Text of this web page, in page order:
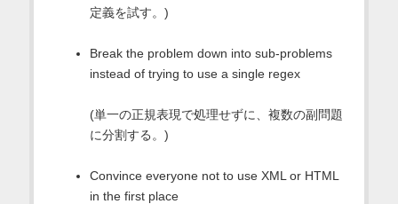
定義を試す。)
Break the problem down into sub-problems
instead of trying to use a single regex
(単一の正規表現で処理せずに、複数の副問題
に分割する。)
Convince everyone not to use XML or HTML
in the first place